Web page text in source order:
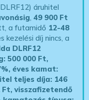
áruhitel
,49 900 Ft
a futamidő 12-48
kezelési díj nincs, a
DLRF12
500 000 Ft,
éves kamat:
teljes díja: 146
visszafizetendő